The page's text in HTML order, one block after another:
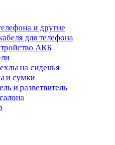
и другие
для телефона
АКБ
на сиденья
и сумки
и разветвитель